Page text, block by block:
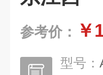
参考价： ￥
型号：